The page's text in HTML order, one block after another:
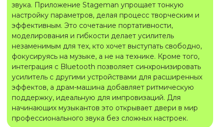
звука. Приложение Stageman упрощает тонкую
настройку параметров, делая процесс творческим и
эффективным. Это сочетание портативности,
моделирования и гибкости делает усилитель
незаменимым для тех, кто хочет выступать свободно,
фокусируясь на музыке, а не на технике. Кроме того,
интеграция с Bluetooth позволяет синхронизировать
усилитель с другими устройствами для расширенных
эффектов, а драм-машина добавляет ритмическую
поддержку, идеальную для импровизаций. Для
начинающих музыкантов это открывает двери в мир
профессионального звука без сложных настроек.